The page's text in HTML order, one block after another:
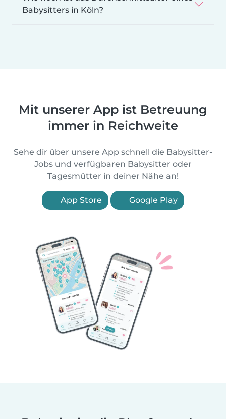
Babysitters in Köln?
Mit unserer App ist Betreuung
immer in Reichweite
Sehe dir über unsere App schnell die Babysitter-
Jobs und verfügbaren Babysitter oder
Tagesmütter in deiner Nähe an!
App Store Google Play